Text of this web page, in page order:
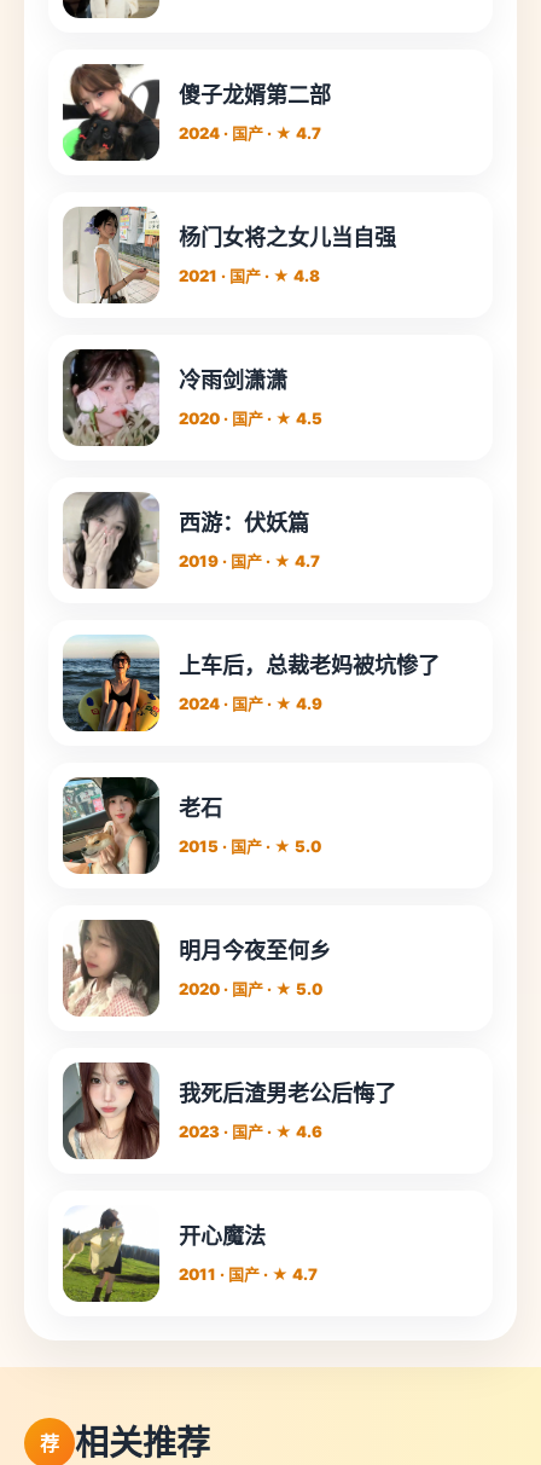
傻子龙婿第二部
2024 · 国产 · ★ 4.7
杨门女将之女儿当自强
2021 · 国产 · ★ 4.8
冷雨剑潇潇
2020 · 国产 · ★ 4.5
西游：伏妖篇
2019 · 国产 · ★ 4.7
上车后，总裁老妈被坑惨了
2024 · 国产 · ★ 4.9
老石
2015 · 国产 · ★ 5.0
明月今夜至何乡
2020 · 国产 · ★ 5.0
我死后渣男老公后悔了
2023 · 国产 · ★ 4.6
开心魔法
2011 · 国产 · ★ 4.7
荐 相关推荐